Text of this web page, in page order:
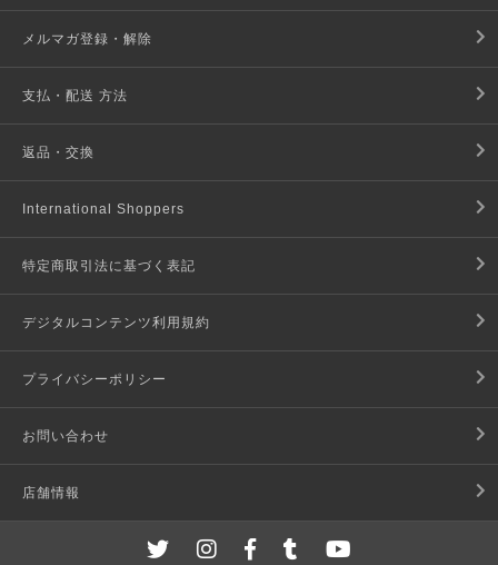
メルマガ登録・解除
支払・配送 方法
返品・交換
International Shoppers
特定商取引法に基づく表記
デジタルコンテンツ利用規約
プライバシーポリシー
お問い合わせ
店舗情報